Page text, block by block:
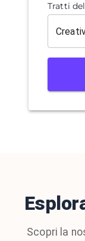
Tratti
Scopri la